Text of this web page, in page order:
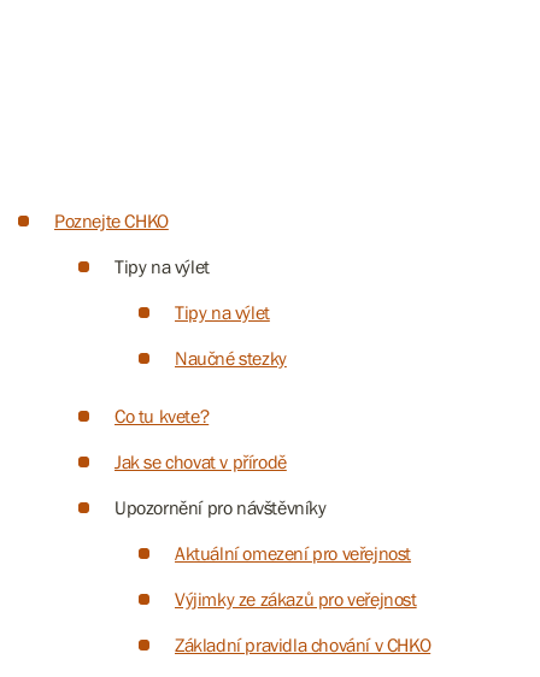
Poznejte CHKO
Tipy na výlet
Tipy na výlet
Naučné stezky
Co tu kvete?
Jak se chovat v přírodě
Upozornění pro návštěvníky
Aktuální omezení pro veřejnost
Výjimky ze zákazů pro veřejnost
Základní pravidla chování v CHKO